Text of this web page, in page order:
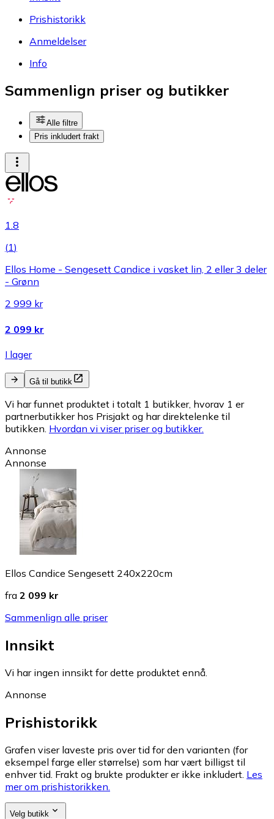
Prishistorikk
Anmeldelser
Info
Sammenlign priser og butikker
Alle filtre
Pris inkludert frakt
1.8
(1)
Ellos Home - Sengesett Candice i vasket lin, 2 eller 3 deler
- Grønn
2 999 kr
2 099 kr
I lager
Gå til butikk
Vi har funnet produktet i totalt 1 butikker, hvorav 1 er
partnerbutikker hos Prisjakt og har direktelenke til
butikken. Hvordan vi viser priser og butikker.
Annonse
Annonse
Ellos Candice Sengesett 240x220cm
fra 2 099 kr
Sammenlign alle priser
Innsikt
Vi har ingen innsikt for dette produktet ennå.
Annonse
Prishistorikk
Grafen viser laveste pris over tid for den varianten (for
eksempel farge eller størrelse) som har vært billigst til
enhver tid. Frakt og brukte produkter er ikke inkludert. Les
mer om prishistorikken.
Velg butikk